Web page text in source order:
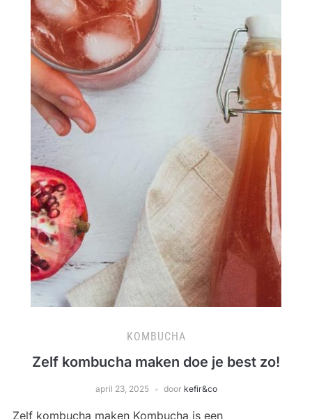
KOMBUCHA
Zelf kombucha maken doe je best zo!
april 23, 2025 door kefir&co
Zelf kombucha maken Kombucha is een